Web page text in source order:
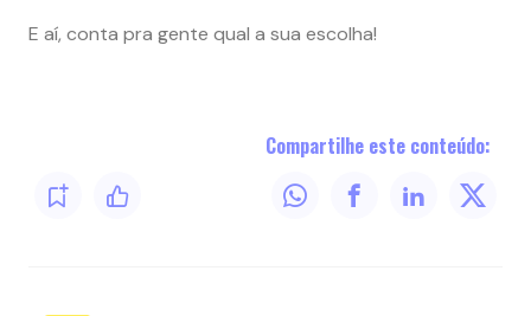
E aí, conta pra gente qual a sua escolha!
Compartilhe este conteúdo: